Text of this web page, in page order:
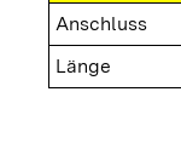
Anschluss
Länge